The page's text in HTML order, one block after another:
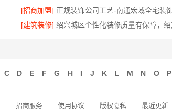
[招商加盟]
[建筑装修]
C D E F G H I J K L M N O P
招商服务 使用协议 版权隐私 最近更新